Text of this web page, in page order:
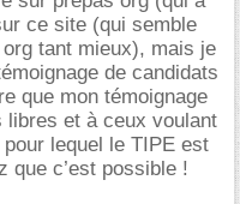
ce site (qui semble
tant mieux), mais je
de candidats
que mon témoignage
et à ceux voulant
lequel le TIPE est
que c’est possible !